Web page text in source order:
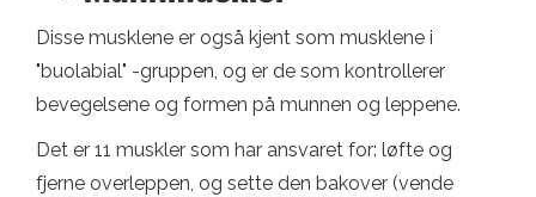
Disse musklene er også kjent som musklene i
"buolabial" -gruppen, og er de som kontrollerer
bevegelsene og formen på munnen og leppene.
Det er 11 muskler som har ansvaret for: løfte og
fjerne overleppen, og sette den bakover (vende